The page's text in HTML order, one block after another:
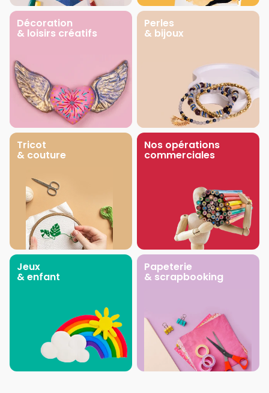
Décoration
& loisirs créatifs
Perles
& bijoux
Tricot
& couture
Nos opérations
commerciales
Jeux
& enfant
Papeterie
& scrapbooking